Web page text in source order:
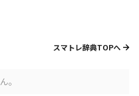
スマトレ辞典TOPへ
。